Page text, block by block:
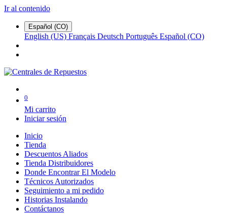
Ir al contenido
Español (CO)
English (US) Français Deutsch Português Español (CO)
0
Mi carrito
Iniciar sesión
Inicio
Tienda
Descuentos Aliados
Tienda Distribuidores
Donde Encontrar El Modelo
Técnicos Autorizados
Seguimiento a mi pedido
Historias Instalando
Contáctanos